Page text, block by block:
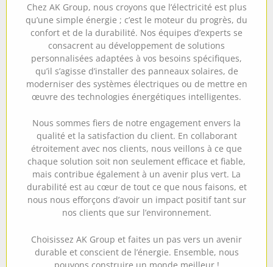
Chez AK Group, nous croyons que l’électricité est plus
qu’une simple énergie ; c’est le moteur du progrès, du
confort et de la durabilité. Nos équipes d’experts se
consacrent au développement de solutions
personnalisées adaptées à vos besoins spécifiques,
qu’il s’agisse d’installer des panneaux solaires, de
moderniser des systèmes électriques ou de mettre en
œuvre des technologies énergétiques intelligentes.
Nous sommes fiers de notre engagement envers la
qualité et la satisfaction du client. En collaborant
étroitement avec nos clients, nous veillons à ce que
chaque solution soit non seulement efficace et fiable,
mais contribue également à un avenir plus vert. La
durabilité est au cœur de tout ce que nous faisons, et
nous nous efforçons d’avoir un impact positif tant sur
nos clients que sur l’environnement.
Choisissez AK Group et faites un pas vers un avenir
durable et conscient de l’énergie. Ensemble, nous
pouvons construire un monde meilleur !